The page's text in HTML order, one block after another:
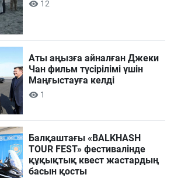
12
Аты аңызға айналған Джеки
Чан фильм түсірілімі үшін
Маңғыстауға келді
1
Балқаштағы «BALKHASH
TOUR FEST» фестивалінде
құқықтық квест жастардың
басын қосты